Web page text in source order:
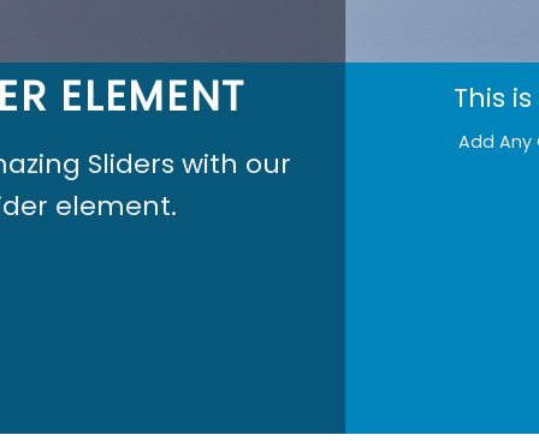
our
This is a Full Width
Add Any Content or Shortcode